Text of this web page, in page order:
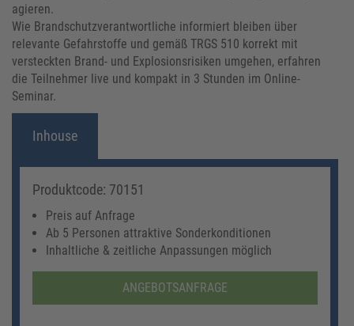
agieren.
Wie Brandschutzverantwortliche informiert bleiben über
relevante Gefahrstoffe und gemäß TRGS 510 korrekt mit
versteckten Brand- und Explosionsrisiken umgehen, erfahren
die Teilnehmer live und kompakt in 3 Stunden im Online-
Seminar.
Inhouse
Produktcode: 70151
Preis auf Anfrage
Ab 5 Personen attraktive Sonderkonditionen
Inhaltliche & zeitliche Anpassungen möglich
ANGEBOTSANFRAGE